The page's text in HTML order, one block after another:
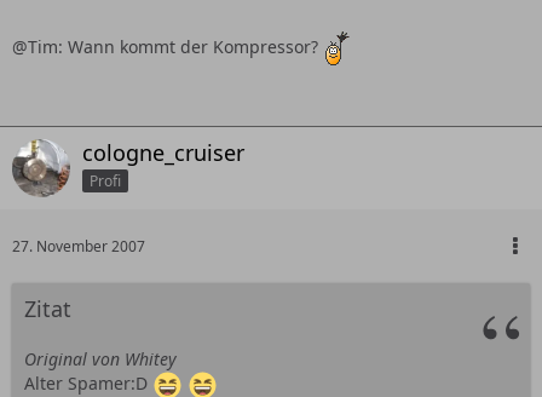
@Tim: Wann kommt der Kompressor?
cologne_cruiser
Profi
27. November 2007
Zitat
Original von Whitey
Alter Spamer:D